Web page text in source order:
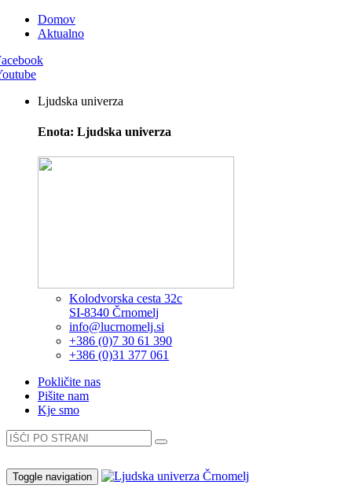
Domov
Aktualno
Ljudska univerza
Enota: Ljudska univerza
Kolodvorska cesta 32c
SI-8340 Črnomelj
info@lucrnomelj.si
+386 (0)7 30 61 390
+386 (0)31 377 061
Pokličite nas
Pišite nam
Kje smo
Toggle navigation